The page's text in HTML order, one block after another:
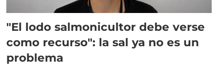
"El lodo salmonicultor debe verse
como recurso": la sal ya no es un
problema